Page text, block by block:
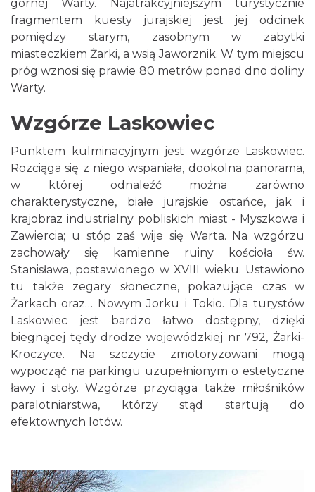
górnej Warty. Najatrakcyjniejszym turystycznie
fragmentem kuesty jurajskiej jest jej odcinek
pomiędzy starym, zasobnym w zabytki
miasteczkiem Żarki, a wsią Jaworznik. W tym miejscu
próg wznosi się prawie 80 metrów ponad dno doliny
Warty.
Wzgórze Laskowiec
Punktem kulminacyjnym jest wzgórze Laskowiec.
Rozciąga się z niego wspaniała, dookolna panorama,
w której odnaleźć można zarówno
charakterystyczne, białe jurajskie ostańce, jak i
krajobraz industrialny pobliskich miast - Myszkowa i
Zawiercia; u stóp zaś wije się Warta. Na wzgórzu
zachowały się kamienne ruiny kościoła św.
Stanisława, postawionego w XVIII wieku. Ustawiono
tu także zegary słoneczne, pokazujące czas w
Żarkach oraz… Nowym Jorku i Tokio. Dla turystów
Laskowiec jest bardzo łatwo dostępny, dzięki
biegnącej tędy drodze wojewódzkiej nr 792, Żarki-
Kroczyce. Na szczycie zmotoryzowani mogą
wypocząć na parkingu uzupełnionym o estetyczne
ławy i stoły. Wzgórze przyciąga także miłośników
paralotniarstwa, którzy stąd startują do
efektownych lotów.